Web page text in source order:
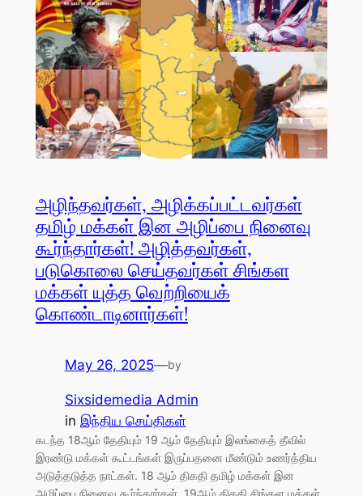
அழிந்தவர்கள், அழிக்கப்பட்டவர்கள்
தமிழ் மக்கள் இன அழிப்பை நினைவு
கூர்ந்தார்கள்! அழித்தவர்கள்,
படுகொலை செய்தவர்கள் சிங்கள
மக்கள் யுத்த வெற்றியைக்
கொண்டாடினார்கள்!
May 26, 2025—by
Sixsidemedia Admin
in இந்திய செய்திகள்
கடந்த 18ஆம் தேதியும் 19 ஆம் தேதியும் இலங்கைத் தீவில்
இரண்டு மக்கள் கூட்டங்கள் இருப்பதனை மீண்டும் உணர்த்திய
அடுத்தடுத்த நாட்கள். 18 ஆம் திகதி தமிழ் மக்கள் இன
அழிப்பை நினைவு கூர்ந்தார்கள். 19ஆம் திகதி சிங்கள மக்கள்